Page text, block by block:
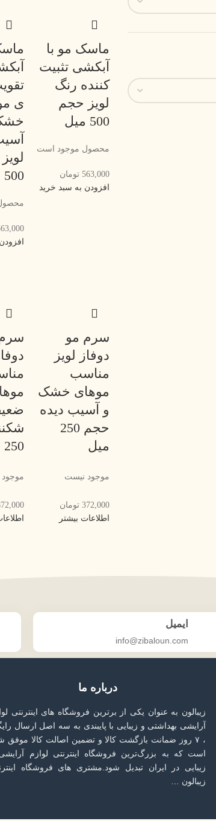
ماسک مو با
آبکشی تثبیت
کننده رنگ
لویز حجم
500 میل
محصول موجود است
563,000 تومان
افزودن به سبد خرید
ی
500 میل
سرم مو
دوفاز لویز
مناسب
موهای خشک
و آسیب دیده
حجم 250
میل
موجود نیست
372,000 تومان
اطلاعات بیشتر
250 میل
ایمیل
info@zibaloun.com
درباره ما
زیبالون به عنوان یکی از برترین فروشگاه های اینترنتی
آرایشی بهداشتی و زیبایی با پایبندی به سه اصل ارسال
، ۷ روز ضمانت بازگشت کالا و تضمین اصالت کالا موفق
است که به بزرگ‌ترین فروشگاه اینترنتی لوازم
زیبایی در ایران تبدیل شود.مشتری های فروشگاه
زیبالون …